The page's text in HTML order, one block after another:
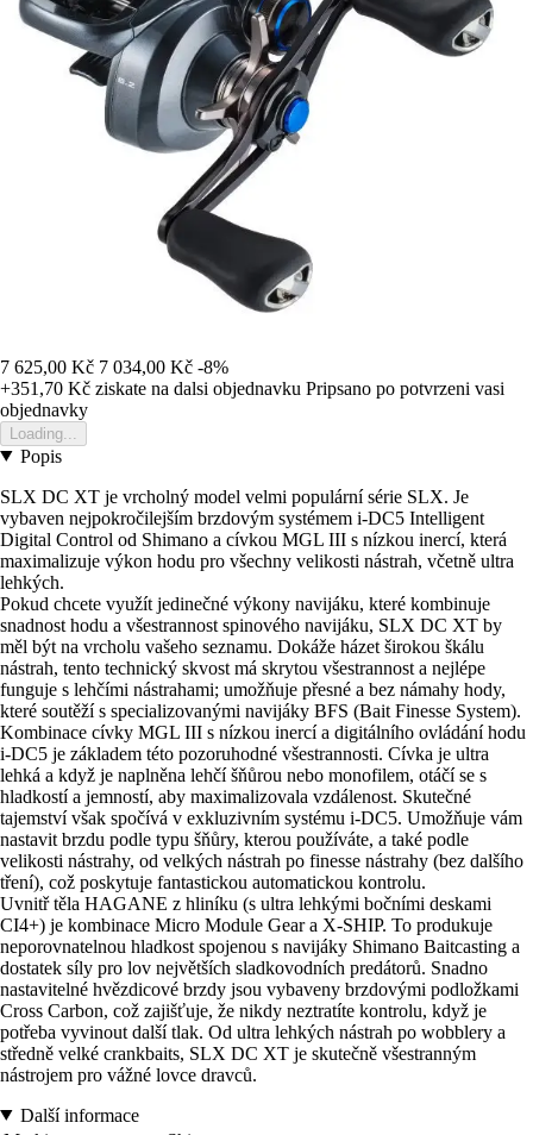
7 625,00 Kč 7 034,00 Kč -8%
+351,70 Kč ziskate na dalsi objednavku Pripsano po potvrzeni vasi
objednavky
Loading...
Popis
SLX DC XT je vrcholný model velmi populární série SLX. Je
vybaven nejpokročilejším brzdovým systémem i-DC5 Intelligent
Digital Control od Shimano a cívkou MGL III s nízkou inercí, která
maximalizuje výkon hodu pro všechny velikosti nástrah, včetně ultra
lehkých.
Pokud chcete využít jedinečné výkony navijáku, které kombinuje
snadnost hodu a všestrannost spinového navijáku, SLX DC XT by
měl být na vrcholu vašeho seznamu. Dokáže házet širokou škálu
nástrah, tento technický skvost má skrytou všestrannost a nejlépe
funguje s lehčími nástrahami; umožňuje přesné a bez námahy hody,
které soutěží s specializovanými navijáky BFS (Bait Finesse System).
Kombinace cívky MGL III s nízkou inercí a digitálního ovládání hodu
i-DC5 je základem této pozoruhodné všestrannosti. Cívka je ultra
lehká a když je naplněna lehčí šňůrou nebo monofilem, otáčí se s
hladkostí a jemností, aby maximalizovala vzdálenost. Skutečné
tajemství však spočívá v exkluzivním systému i-DC5. Umožňuje vám
nastavit brzdu podle typu šňůry, kterou používáte, a také podle
velikosti nástrahy, od velkých nástrah po finesse nástrahy (bez dalšího
tření), což poskytuje fantastickou automatickou kontrolu.
Uvnitř těla HAGANE z hliníku (s ultra lehkými bočními deskami
CI4+) je kombinace Micro Module Gear a X-SHIP. To produkuje
neporovnatelnou hladkost spojenou s navijáky Shimano Baitcasting a
dostatek síly pro lov největších sladkovodních predátorů. Snadno
nastavitelné hvězdicové brzdy jsou vybaveny brzdovými podložkami
Cross Carbon, což zajišťuje, že nikdy neztratíte kontrolu, když je
potřeba vyvinout další tlak. Od ultra lehkých nástrah po wobblery a
středně velké crankbaits, SLX DC XT je skutečně všestranným
nástrojem pro vážné lovce dravců.
Další informace